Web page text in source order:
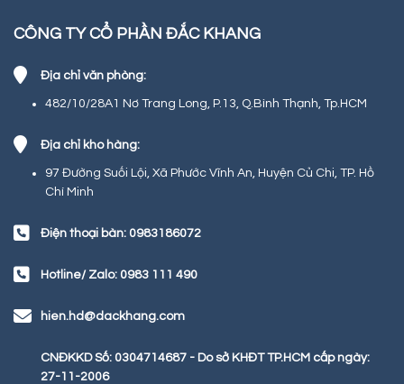
CÔNG TY CỔ PHẦN ĐẮC KHANG
Địa chỉ văn phòng:
482/10/28A1 Nơ Trang Long, P.13, Q.Bình Thạnh, Tp.HCM
Địa chỉ kho hàng:
97 Đường Suối Lội, Xã Phước Vĩnh An, Huyện Củ Chi, TP. Hồ
Chí Minh
Điện thoại bàn: 0983186072
Hotline/ Zalo: 0983 111 490
hien.hd@dackhang.com
CNĐKKD Số: 0304714687 - Do sở KHĐT TP.HCM cấp ngày:
27-11-2006